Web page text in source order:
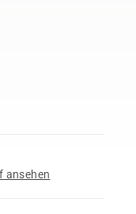
ansehen